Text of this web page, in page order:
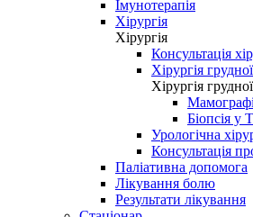
Імунотерапія
Хірургія
Хірургія
Консультація
Хірургія
Хірургія
Біопсія у
Урологічна
Консультація
Паліативна допомога
Лікування болю
Результати лікування